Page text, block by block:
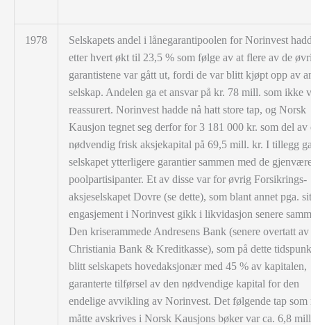
1978
Selskapets andel i lånegarantipoolen for Norinvest
etter hvert økt til 23,5 % som følge av at flere av de
garantistene var gått ut, fordi de var blitt kjøpt opp av
selskap. Andelen ga et ansvar på kr. 78 mill. som ikke
reassurert. Norinvest hadde nå hatt store tap, og Norsk
Kausjon tegnet seg derfor for 3 181 000 kr. som del av
nødvendig frisk aksjekapital på 69,5 mill. kr. I tillegg
selskapet ytterligere garantier sammen med de
poolpartisipanter. Et av disse var for øvrig Forsikrings-
aksjeselskapet Dovre (se dette), som blant annet pga.
engasjement i Norinvest gikk i likvidasjon senere
Den kriserammede Andresens Bank (senere overtatt av
Christiania Bank & Kreditkasse), som på dette
blitt selskapets hovedaksjonær med 45 % av kapitalen,
garanterte tilførsel av den nødvendige kapital for den
endelige avvikling av Norinvest. Det følgende tap som
måtte avskrives i Norsk Kausjons bøker var ca. 6,8